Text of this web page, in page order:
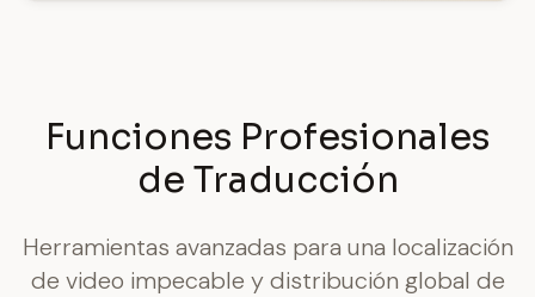
Funciones Profesionales
de Traducción
Herramientas avanzadas para una localización
de video impecable y distribución global de